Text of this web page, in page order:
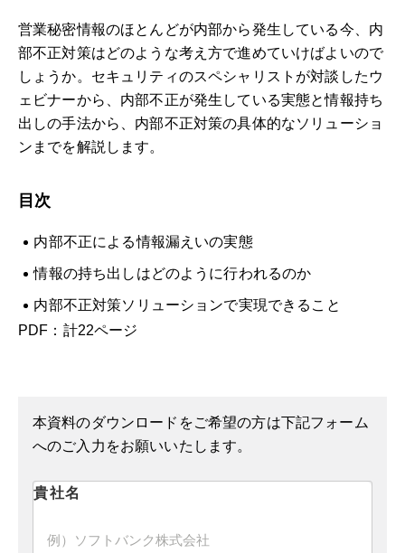
営業秘密情報のほとんどが内部から発生している今、内
部不正対策はどのような考え方で進めていけばよいので
しょうか。セキュリティのスペシャリストが対談したウ
ェビナーから、内部不正が発生している実態と情報持ち
出しの手法から、内部不正対策の具体的なソリューショ
ンまでを解説します。
目次
内部不正による情報漏えいの実態
情報の持ち出しはどのように行われるのか
内部不正対策ソリューションで実現できること
PDF：計22ページ
本資料のダウンロードをご希望の方は下記フォーム
へのご入力をお願いいたします。
貴社名